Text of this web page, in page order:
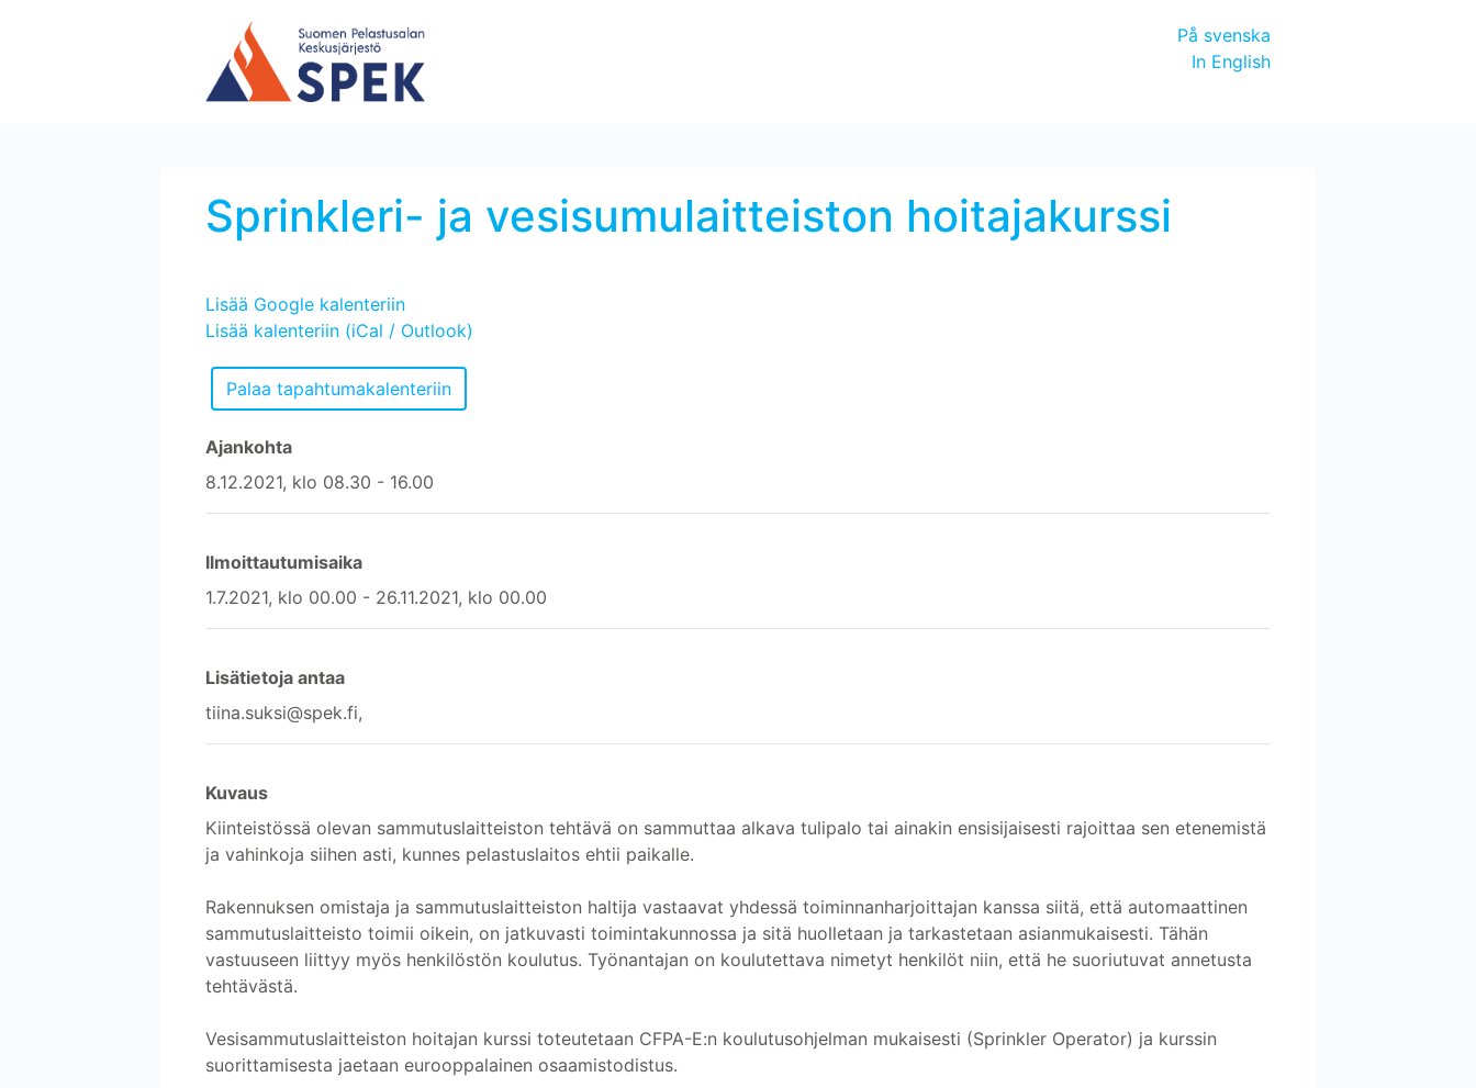
På svenska
In English
Sprinkleri- ja vesisumulaitteiston hoitajakurssi
Lisää Google kalenteriin
Lisää kalenteriin (iCal / Outlook)
Ajankohta
8.12.2021, klo 08.30 - 16.00
Ilmoittautumisaika
1.7.2021, klo 00.00 - 26.11.2021, klo 00.00
Lisätietoja antaa
tiina.suksi@spek.fi,
Kuvaus
Kiinteistössä olevan sammutuslaitteiston tehtävä on sammuttaa alkava tulipalo tai ainakin ensisijaisesti rajoittaa sen etenemistä
ja vahinkoja siihen asti, kunnes pelastuslaitos ehtii paikalle.
Rakennuksen omistaja ja sammutuslaitteiston haltija vastaavat yhdessä toiminnanharjoittajan kanssa siitä, että automaattinen
sammutuslaitteisto toimii oikein, on jatkuvasti toimintakunnossa ja sitä huolletaan ja tarkastetaan asianmukaisesti. Tähän
vastuuseen liittyy myös henkilöstön koulutus. Työnantajan on koulutettava nimetyt henkilöt niin, että he suoriutuvat annetusta
tehtävästä.
Vesisammutuslaitteiston hoitajan kurssi toteutetaan CFPA-E:n koulutusohjelman mukaisesti (Sprinkler Operator) ja kurssin
suorittamisesta jaetaan eurooppalainen osaamistodistus.